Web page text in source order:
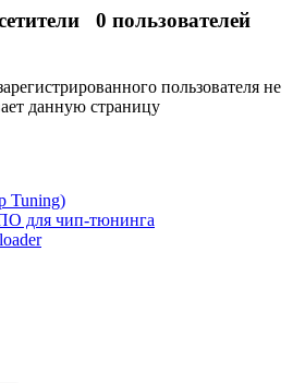
0 пользователей
пользователя не
данную страницу
Tuning)
для чип-тюнинга